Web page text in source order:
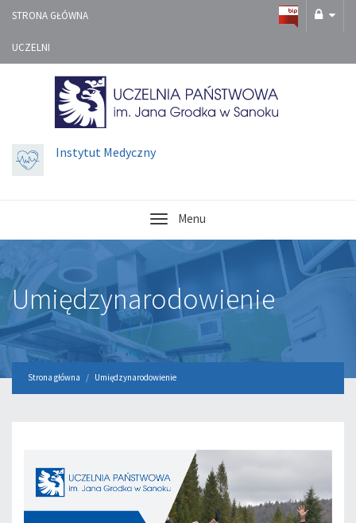
STRONA GŁÓWNA
UCZELNI
Instytut Medyczny
Menu
Umiędzynarodowienie
Strona główna Umiędzynarodowienie